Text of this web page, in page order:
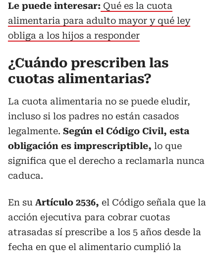
Le puede interesar: Qué es la cuota
alimentaria para adulto mayor y qué ley
obliga a los hijos a responder
¿Cuándo prescriben las
cuotas alimentarias?
La cuota alimentaria no se puede eludir,
incluso si los padres no están casados
legalmente. Según el Código Civil, esta
obligación es imprescriptible, lo que
significa que el derecho a reclamarla nunca
caduca.
En su Artículo 2536, el Código señala que la
acción ejecutiva para cobrar cuotas
atrasadas sí prescribe a los 5 años desde la
fecha en que el alimentario cumplió la